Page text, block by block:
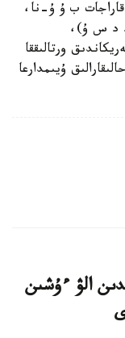
قاراجات ب ۇ ۇ-نا،
(د د س ۇ)،
ورتالىققا
ۇيىمدارعا
الۋ ءۇشىن